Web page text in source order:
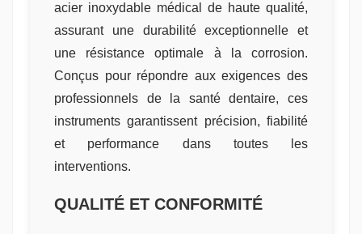
acier inoxydable médical de haute qualité,
assurant une durabilité exceptionnelle et
une résistance optimale à la corrosion.
Conçus pour répondre aux exigences des
professionnels de la santé dentaire, ces
instruments garantissent précision, fiabilité
et performance dans toutes les
interventions.
QUALITÉ ET CONFORMITÉ